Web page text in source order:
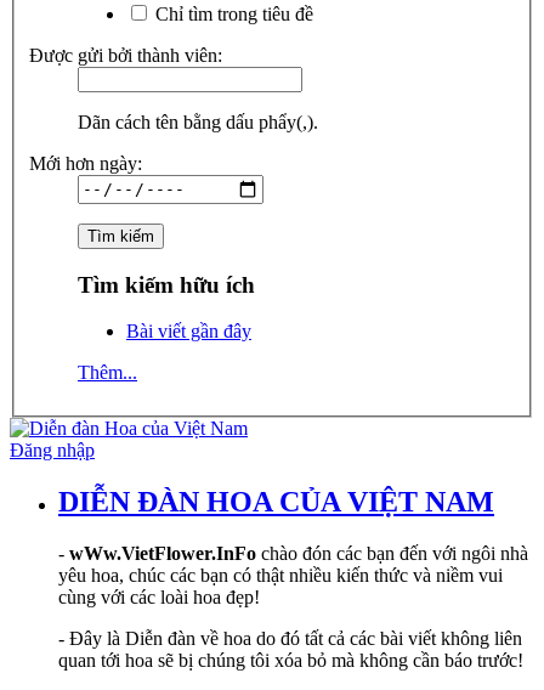
Chỉ tìm trong tiêu đề
Được gửi bởi thành viên:
Dãn cách tên bằng dấu phẩy(,).
Mới hơn ngày:
Tìm kiếm hữu ích
Bài viết gần đây
Thêm...
Đăng nhập
DIỄN ĐÀN HOA CỦA VIỆT NAM
- wWw.VietFlower.InFo chào đón các bạn đến với ngôi nhà
yêu hoa, chúc các bạn có thật nhiều kiến thức và niềm vui
cùng với các loài hoa đẹp!
- Đây là Diễn đàn về hoa do đó tất cả các bài viết không liên
quan tới hoa sẽ bị chúng tôi xóa bỏ mà không cần báo trước!